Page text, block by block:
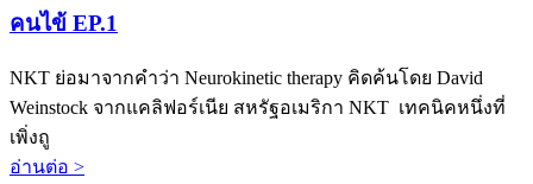
คนไข้ EP.1
NKT ย่อมาจากคำว่า Neurokinetic therapy คิดค้นโดย David
Weinstock จากแคลิฟอร์เนีย สหรัฐอเมริกา NKT เทคนิคหนึ่งที่
เพิ่งถู
อ่านต่อ >